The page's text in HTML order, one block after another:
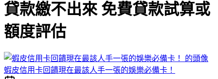
貸款繳不出來 免費貸款試算或
額度評估
蝦皮信用卡回饋現在最該人手一張的娛樂必備卡！